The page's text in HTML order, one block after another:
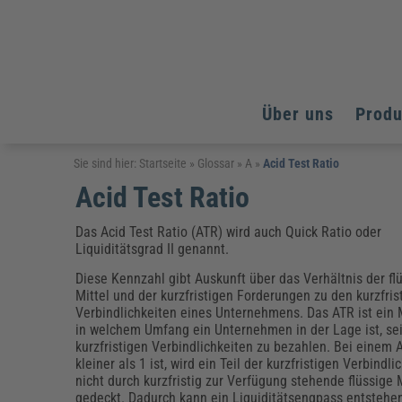
Über uns
Arbeitsschutz
Fachpublikationen & Arbeitshilfen
Arbeitssicherheit & Gesundheitsschutz
Arbeitsschutz & Brandschutz
Assistenz & Office-Management
Baurecht & Architektenrecht
Nachhaltiges Planen
Bau, Immobilien & Gebäudemanagement
Bildung und Erziehung
Fachpublikationen & Arbeitshilfen
Kinderschutz, Jugendhilfe & Inklusion
Datenschutz & IT-Recht
Datenschutz & IT-Sicherheit
Elektrosicherheit
Elektrosicherheit & Elektrotechnik
Energie und Umwelt
Fachpublikationen & Arbeitshilfen
Weiterbildungen (AKADEMIE HERKERT)
Arbeitsschutz
Bildung und Erziehung
Energie und Umwelt
Kommunales
Reisekosten und Finanzen
Arbeitsschutz
Bildung und Erziehung
Energie und Umwelt
Kommunales
Reisekosten und Finanzen
Sie sind hier: Startseite » Glossar »A »Acid Test Ratio
Acid Test Ratio
Das Acid Test Ratio (ATR) wird auch Quick Ratio oder
Liquiditätsgrad II genannt.
Diese Kennzahl gibt Auskunft über das Verhältnis der
Mittel und der kurzfristigen Forderungen zu den
Verbindlichkeiten eines Unternehmens. Das ATR ist ein
in welchem Umfang ein Unternehmen in der Lage ist,
kurzfristigen Verbindlichkeiten zu bezahlen. Bei einem
kleiner als 1 ist, wird ein Teil der kurzfristigen
nicht durch kurzfristig zur Verfügung stehende flüssige
gedeckt. Dadurch kann ein Liquiditätsengpass